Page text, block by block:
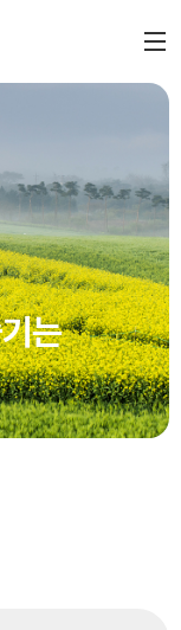
는